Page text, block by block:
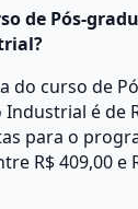
de Pós-
do curso de
é de
para o
R$ 409,00 e